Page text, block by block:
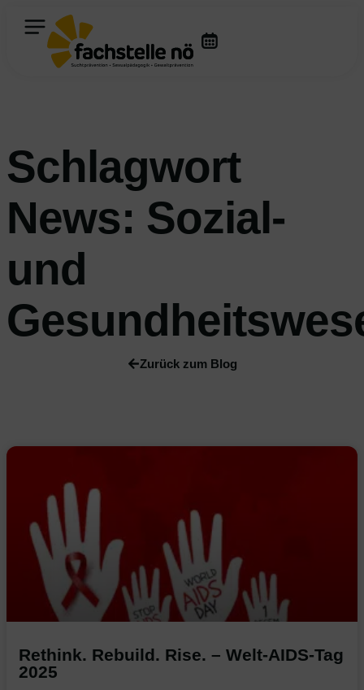
Schlagwort
News: Sozial-
und
Zurück zum Blog
Rethink. Rebuild. Rise. – Welt-AIDS-Tag
2025